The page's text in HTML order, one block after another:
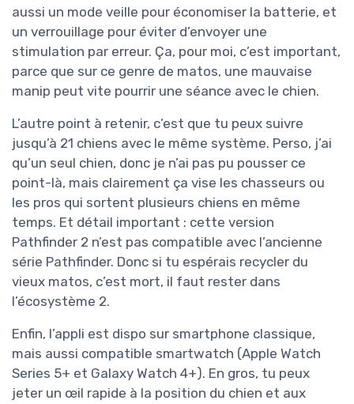
aussi un mode veille pour économiser la batterie, et
un verrouillage pour éviter d’envoyer une
stimulation par erreur. Ça, pour moi, c’est important,
parce que sur ce genre de matos, une mauvaise
manip peut vite pourrir une séance avec le chien.
L’autre point à retenir, c’est que tu peux suivre
jusqu’à 21 chiens avec le même système. Perso, j’ai
qu’un seul chien, donc je n’ai pas pu pousser ce
point-là, mais clairement ça vise les chasseurs ou
les pros qui sortent plusieurs chiens en même
temps. Et détail important : cette version
Pathfinder 2 n’est pas compatible avec l’ancienne
série Pathfinder. Donc si tu espérais recycler du
vieux matos, c’est mort, il faut rester dans
l’écosystème 2.
Enfin, l’appli est dispo sur smartphone classique,
mais aussi compatible smartwatch (Apple Watch
Series 5+ et Galaxy Watch 4+). En gros, tu peux
jeter un œil rapide à la position du chien et aux